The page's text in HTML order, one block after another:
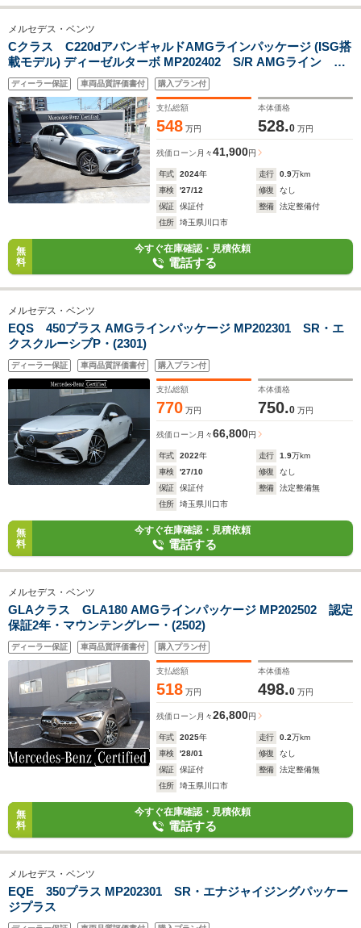
メルセデス・ベンツ
Cクラス C220dアバンギャルドAMGラインパッケージ (ISG搭
載モデル) ディーゼルターボ MP202402 S/R AMGライン ベ
ーシックパッケージ ヘッドアップディスプレイ MBUXARナ
ビ
ディーラー保証 車両品質評価書付 購入プラン付
支払総額
548 万円
本体価格
528.0 万円
残価ローン 月々41,900円
年式 2024年 走行 0.9万km
車検
'27/12 修復
なし
保証
保証付 整備
法定整備付
住所
埼玉県川口市
無
料
今すぐ在庫確認・見積依頼
電話する
メルセデス・ベンツ
EQS 450プラス AMGラインパッケージ MP202301 SR・エ
クスクルーシブP・(2301)
ディーラー保証 車両品質評価書付 購入プラン付
支払総額
770 万円
本体価格
750.0 万円
残価ローン 月々66,800円
年式 2022年 走行 1.9万km
車検
'27/10 修復
なし
保証
保証付 整備
法定整備無
住所
埼玉県川口市
無
料
今すぐ在庫確認・見積依頼
電話する
メルセデス・ベンツ
GLAクラス GLA180 AMGラインパッケージ MP202502 認定
保証2年・マウンテングレー・(2502)
ディーラー保証 車両品質評価書付 購入プラン付
支払総額
518 万円
本体価格
498.0 万円
残価ローン 月々26,800円
年式 2025年 走行 0.2万km
車検
'28/01 修復
なし
保証
保証付 整備
法定整備無
住所
埼玉県川口市
無
料
今すぐ在庫確認・見積依頼
電話する
メルセデス・ベンツ
EQE 350プラス MP202301 SR・エナジャイジングパッケー
ジプラス